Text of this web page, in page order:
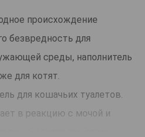
происхождение
безвредность для
среды, наполнитель
для котят.
для кошачьих туалетов.
в реакцию с мочой и